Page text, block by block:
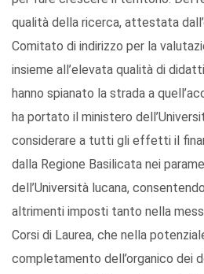
qualità della ricerca, attestata
Comitato di indirizzo per la
insieme all’elevata qualità di
hanno spianato la strada a
ha portato il ministero
considerare a tutti gli effetti il
dalla Regione Basilicata nei
dell’Università lucana,
altrimenti imposti tanto nella
Corsi di Laurea, che nella
completamento dell’organico dei